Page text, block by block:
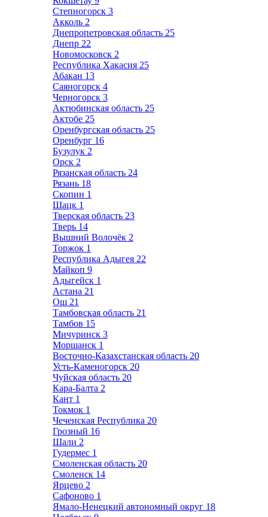
Степногорск 3
Акколь 2
Днепропетровская область 25
Днепр 22
Новомосковск 2
Республика Хакасия 25
Абакан 13
Саяногорск 4
Черногорск 3
Актюбинская область 25
Актобе 25
Оренбургская область 25
Оренбург 16
Бузулук 2
Орск 2
Рязанская область 24
Рязань 18
Скопин 1
Шацк 1
Тверская область 23
Тверь 14
Вышний Волочёк 2
Торжок 1
Республика Адыгея 22
Майкоп 9
Адыгейск 1
Астана 21
Ош 21
Тамбовская область 21
Тамбов 15
Мичуринск 3
Моршанск 1
Восточно-Казахстанская область 20
Усть-Каменогорск 20
Чуйская область 20
Кара-Балта 2
Кант 1
Токмок 1
Чеченская Республика 20
Грозный 16
Шали 2
Гудермес 1
Смоленская область 20
Смоленск 14
Ярцево 2
Сафоново 1
Ямало-Ненецкий автономный округ 18